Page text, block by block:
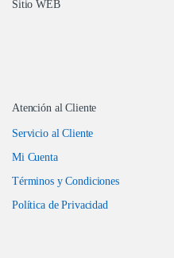
Sitio WEB
Atención al Cliente
Servicio al Cliente
Mi Cuenta
Términos y Condiciones
Política de Privacidad